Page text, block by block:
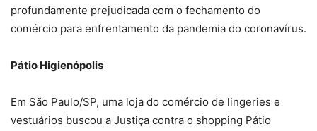
profundamente prejudicada com o fechamento do
comércio para enfrentamento da pandemia do coronavírus.
Pátio Higienópolis
Em São Paulo/SP, uma loja do comércio de lingeries e
vestuários buscou a Justiça contra o shopping Pátio